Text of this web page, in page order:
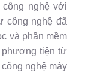
nghệ với
công nghệ đã
và phần mềm
phương tiện từ
nghệ máy